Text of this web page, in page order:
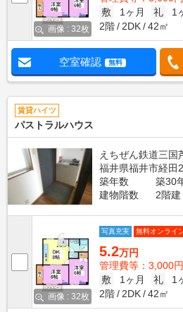
画像 : 32枚
敷
1ヶ月 礼
1
2階
2DK 42㎡
空室確認 無料
賃貸ハイツ
パストラルハウス
えちぜん鉄道三国
福井県福井市経田
築年数
築30
建物階数
2階建
画像 : 32枚
写真充実 無料オンライ
5.2万円
管理費等：3,000円
敷
1ヶ月 礼
1
2階
2DK 42㎡